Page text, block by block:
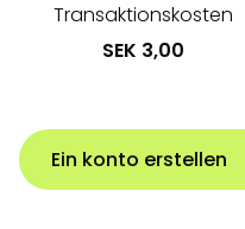
Transaktionskosten
SEK 3,00
Ein konto erstellen